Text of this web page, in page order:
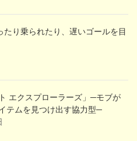
たり乗られたり、遅いゴールを目
エクスプローラーズ」─モブが
テムを見つけ出す協力型─